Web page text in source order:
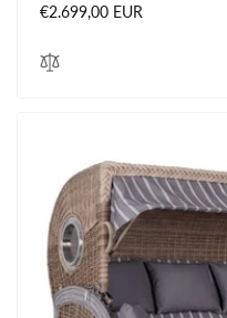
Normaler
€2.699,00 EUR